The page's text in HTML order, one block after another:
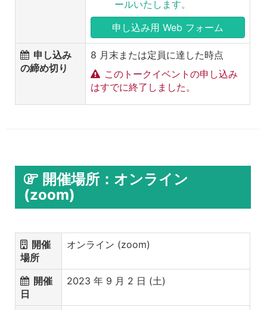
ールいたします。
申し込み用 Web フォーム
申し込み
の締め切り
8 月末または定員に達した時点
このトークイベントの申し込み
はすでに終了しました。
開催場所：オンライン
(zoom)
開催
場所
オンライン (zoom)
開催
日
2023 年 9 月 2 日 (土)